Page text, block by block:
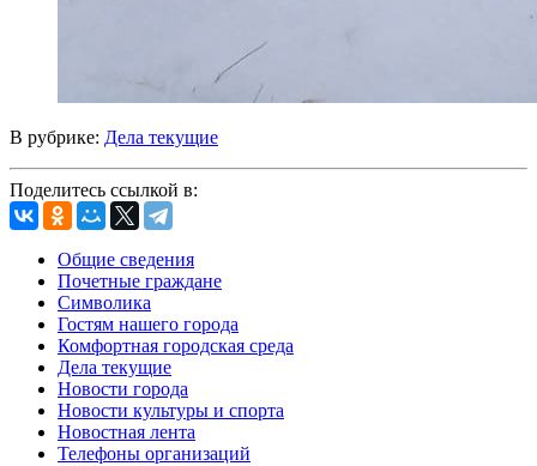
В рубрике: Дела текущие
Поделитесь ссылкой в:
Общие сведения
Почетные граждане
Символика
Гостям нашего города
Комфортная городская среда
Дела текущие
Новости города
Новости культуры и спорта
Новостная лента
Телефоны организаций